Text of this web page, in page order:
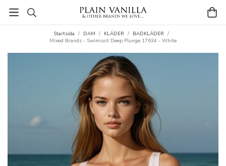
Startsida / DAM / KLÄDER / BADKLÄDER /
Mixed Brands - Swimsuit Deep Plunge 17634 - White